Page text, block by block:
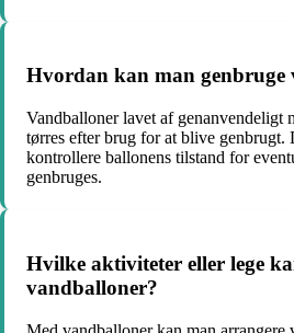
Hvordan kan man genbruge
Vandballoner lavet af genanvendeligt
tørres efter brug for at blive genbrugt.
kontrollere ballonens tilstand for
genbruges.
Hvilke aktiviteter eller lege
vandballoner?